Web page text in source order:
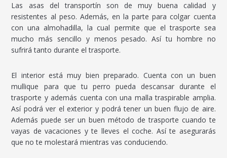
Las asas del transportín son de muy buena calidad y
resistentes al peso. Además, en la parte para colgar cuenta
con una almohadilla, la cual permite que el trasporte sea
mucho más sencillo y menos pesado. Así tu hombre no
sufrirá tanto durante el trasporte.
El interior está muy bien preparado. Cuenta con un buen
mullique para que tu perro pueda descansar durante el
trasporte y además cuenta con una malla traspirable amplia.
Así podrá ver el exterior y podrá tener un buen flujo de aire.
Además puede ser un buen método de trasporte cuando te
vayas de vacaciones y te lleves el coche. Así te asegurarás
que no te molestará mientras vas conduciendo.